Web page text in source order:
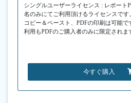
シングルユーザーライセンス : レポート
名のみにてご利用頂けるライセンスで
コピー＆ペースト、PDFの印刷は可能
利用もPDFのご購入者のみに限定されま
今すぐ購入